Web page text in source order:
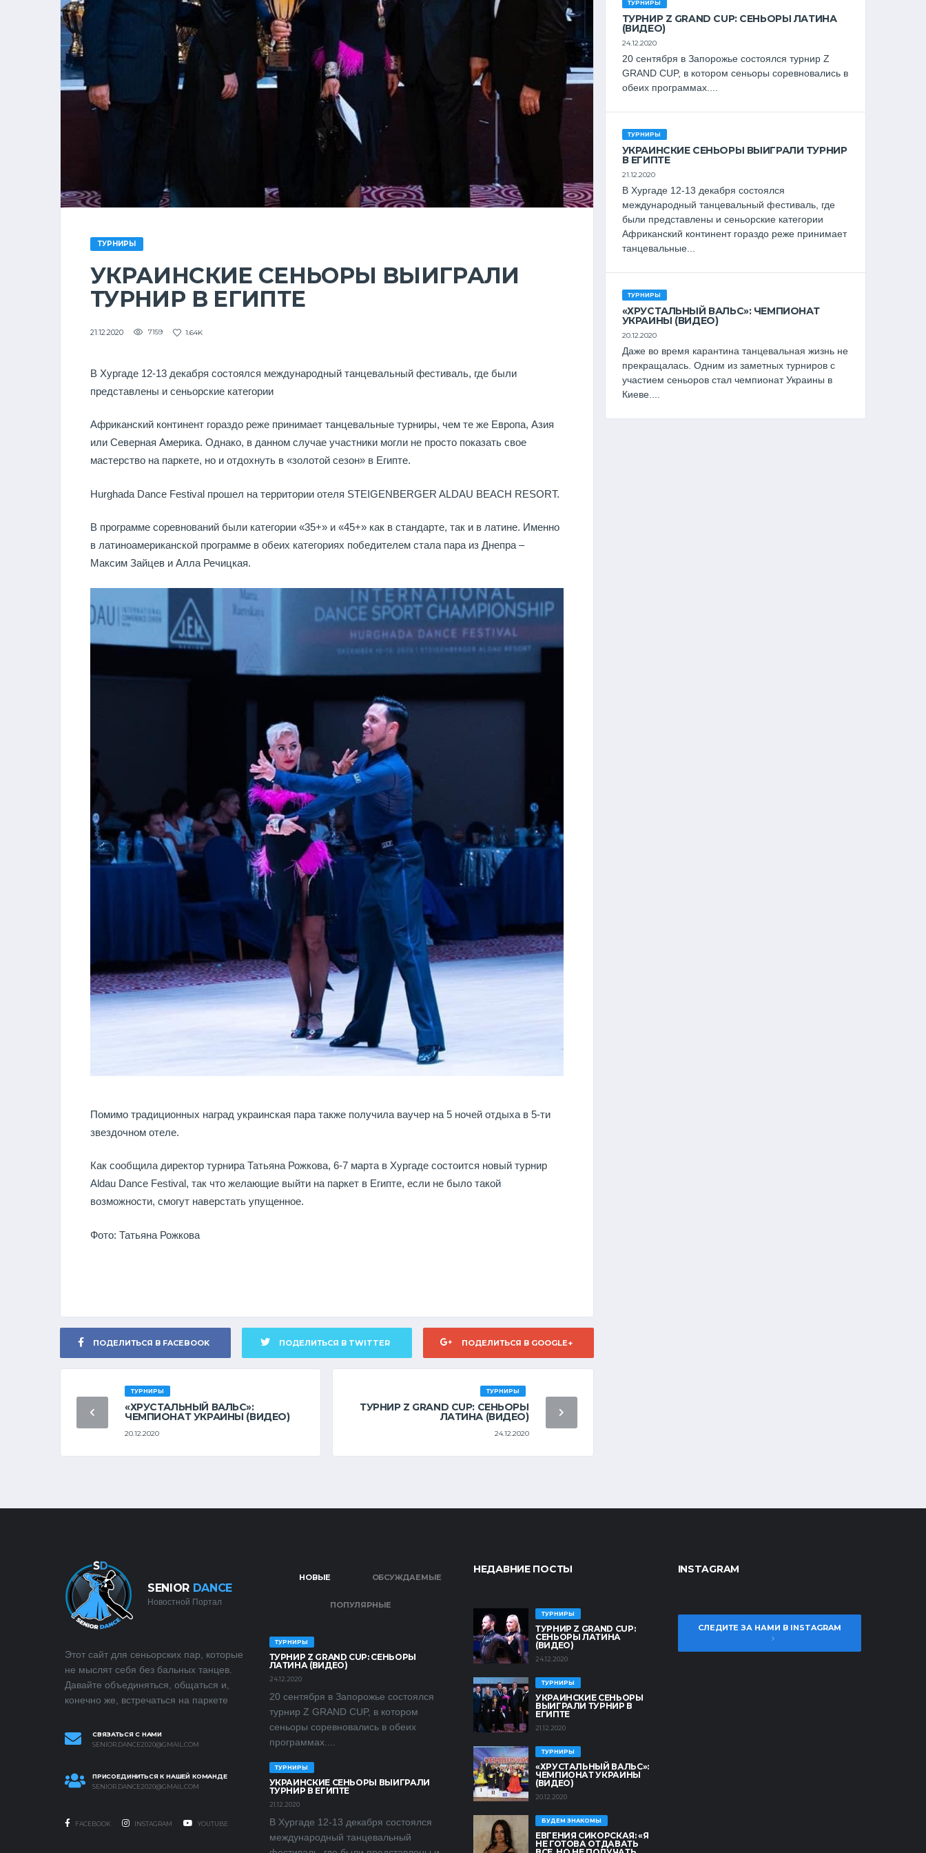
ТУРНИРЫ
УКРАИНСКИЕ СЕНЬОРЫ ВЫИГРАЛИ
ТУРНИР В ЕГИПТЕ
21.12.2020 7159 1.64K
В Хургаде 12-13 декабря состоялся международный танцевальный фестиваль, где были
представлены и сеньорские категории
Африканский континент гораздо реже принимает танцевальные турниры, чем те же Европа, Азия
или Северная Америка. Однако, в данном случае участники могли не просто показать свое
мастерство на паркете, но и отдохнуть в «золотой сезон» в Египте.
Hurghada Dance Festival прошел на территории отеля STEIGENBERGER ALDAU BEACH RESORT.
В программе соревнований были категории «35+» и «45+» как в стандарте, так и в латине. Именно
в латиноамериканской программе в обеих категориях победителем стала пара из Днепра –
Максим Зайцев и Алла Речицкая.
Помимо традиционных наград украинская пара также получила ваучер на 5 ночей отдыха в 5-ти
звездочном отеле.
Как сообщила директор турнира Татьяна Рожкова, 6-7 марта в Хургаде состоится новый турнир
Aldau Dance Festival, так что желающие выйти на паркет в Египте, если не было такой
возможности, смогут наверстать упущенное.
Фото: Татьяна Рожкова
ПОДЕЛИТЬСЯ В FACEBOOK ПОДЕЛИТЬСЯ В TWITTER ПОДЕЛИТЬСЯ В GOOGLE+
ТУРНИРЫ
«ХРУСТАЛЬНЫЙ ВАЛЬС»:
ЧЕМПИОНАТ УКРАИНЫ (ВИДЕО)
20.12.2020
ТУРНИРЫ
ТУРНИР Z GRAND CUP: СЕНЬОРЫ
ЛАТИНА (ВИДЕО)
24.12.2020
ТУРНИРЫ
ТУРНИР Z GRAND CUP: СЕНЬОРЫ ЛАТИНА
(ВИДЕО)
24.12.2020
20 сентября в Запорожье состоялся турнир Z
GRAND CUP, в котором сеньоры соревновались в
обеих программах....
ТУРНИРЫ
УКРАИНСКИЕ СЕНЬОРЫ ВЫИГРАЛИ ТУРНИР
В ЕГИПТЕ
21.12.2020
В Хургаде 12-13 декабря состоялся
международный танцевальный фестиваль, где
были представлены и сеньорские категории
Африканский континент гораздо реже принимает
танцевальные...
ТУРНИРЫ
«ХРУСТАЛЬНЫЙ ВАЛЬС»: ЧЕМПИОНАТ
УКРАИНЫ (ВИДЕО)
20.12.2020
Даже во время карантина танцевальная жизнь не
прекращалась. Одним из заметных турниров с
участием сеньоров стал чемпионат Украины в
Киеве....
SENIOR DANCE
Новостной Портал
Этот сайт для сеньорских пар, которые
не мыслят себя без бальных танцев.
Давайте объединяться, общаться и,
конечно же, встречаться на паркете
СВЯЗАТЬСЯ С НАМИ
SENIOR.DANCE2020@GMAIL.COM
ПРИСОЕДИНИТЬСЯ К НАШЕЙ КОМАНДЕ
SENIOR.DANCE2020@GMAIL.COM
FACEBOOK INSTAGRAM YOUTUBE
НОВЫЕ ОБСУЖДАЕМЫЕ
ПОПУЛЯРНЫЕ
ТУРНИРЫ
ТУРНИР Z GRAND CUP: СЕНЬОРЫ
ЛАТИНА (ВИДЕО)
24.12.2020
20 сентября в Запорожье состоялся
турнир Z GRAND CUP, в котором
сеньоры соревновались в обеих
программах....
ТУРНИРЫ
УКРАИНСКИЕ СЕНЬОРЫ ВЫИГРАЛИ
ТУРНИР В ЕГИПТЕ
21.12.2020
В Хургаде 12-13 декабря состоялся
международный танцевальный
НЕДАВНИЕ ПОСТЫ
ТУРНИРЫ
ТУРНИР Z GRAND CUP:
СЕНЬОРЫ ЛАТИНА
(ВИДЕО)
24.12.2020
ТУРНИРЫ
УКРАИНСКИЕ СЕНЬОРЫ
ВЫИГРАЛИ ТУРНИР В
ЕГИПТЕ
21.12.2020
ТУРНИРЫ
«ХРУСТАЛЬНЫЙ ВАЛЬС»:
ЧЕМПИОНАТ УКРАИНЫ
(ВИДЕО)
20.12.2020
БУДЕМ ЗНАКОМЫ
ЕВГЕНИЯ СИКОРСКАЯ: «Я
НЕ ГОТОВА ОТДАВАТЬ
INSTAGRAM
СЛЕДИТЕ ЗА НАМИ В INSTAGRAM